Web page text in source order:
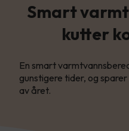
Smart
kutter
En smart
gunstigere tider, og
av året.